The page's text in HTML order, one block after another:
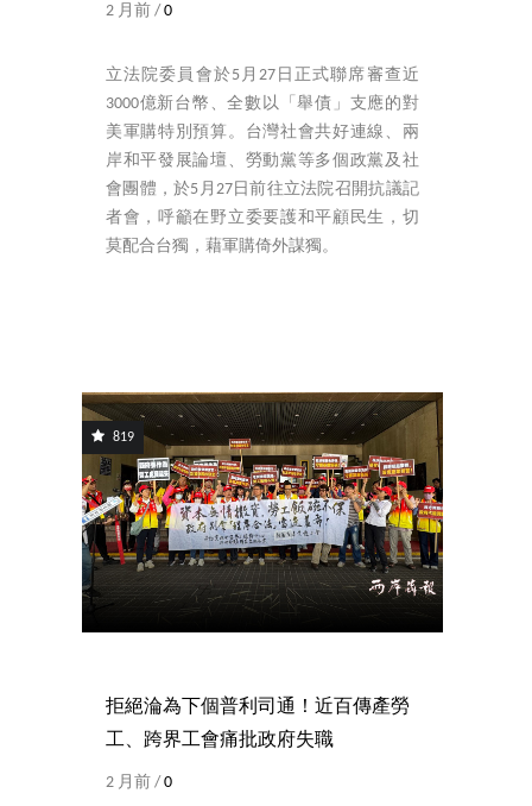
2 月前 / 0
立法院委員會於5月27日正式聯席審查近
3000億新台幣、全數以「舉債」支應的對
美軍購特別預算。台灣社會共好連線、兩
岸和平發展論壇、勞動黨等多個政黨及社
會團體，於5月27日前往立法院召開抗議記
者會，呼籲在野立委要護和平顧民生，切
莫配合台獨，藉軍購倚外謀獨。
819
拒絕淪為下個普利司通！近百傳產勞
工、跨界工會痛批政府失職
2 月前 / 0